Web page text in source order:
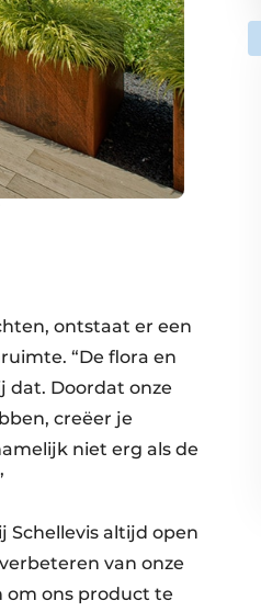
ontstaat er een
“De flora en
dat. Doordat onze
creëer je
niet erg als de
Schellevis altijd open
van onze
om ons product te